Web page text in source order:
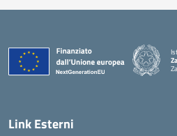
Link Esterni